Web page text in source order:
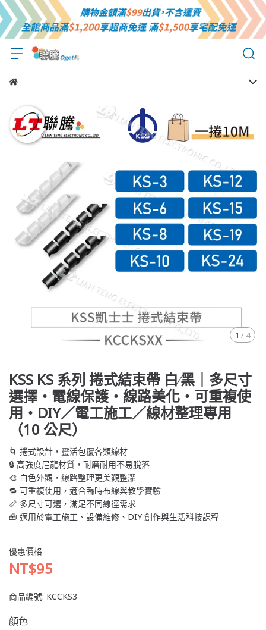
1 / 4
KSS KS 系列 捲式結束帶 白∕黑｜多尺寸
選擇・電線保護・線路美化・可重複使
用・DIY／電工施工／線材整理專用
（10 公尺）
🌀 捲式設計，靈活包覆各類線材
🔒 高強度尼龍材質，耐磨耐用不易脫落
🎨 白色外觀，線路整理更美觀整潔
🔁 可重複使用，適合臨時布線與教學實驗
📏 多尺寸可選，滿足不同線徑需求
🧰 適用於電工施工、設備維修、DIY 創作與生活科技課程
優惠價格
NT$95
商品編號: KCCKS3
顏色